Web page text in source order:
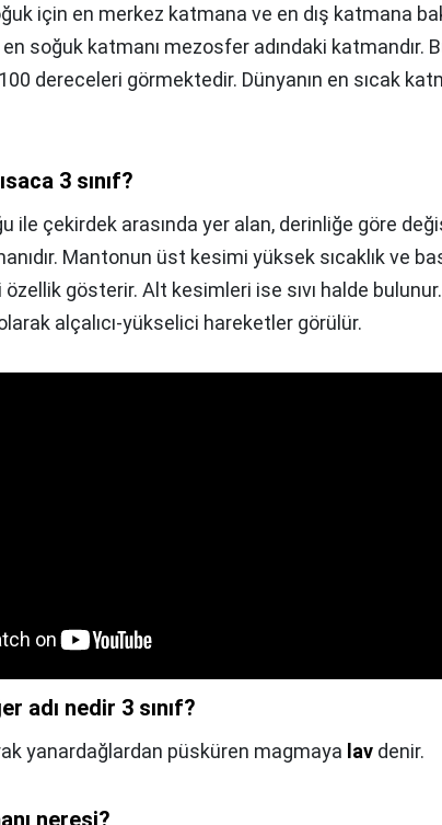
için en merkez katmana ve en dış katmana
en soğuk katmanı mezosfer adındaki katmandır.
dereceleri görmektedir. Dünyanın en sıcak
3 sınıf?
ile çekirdek arasında yer alan, derinliğe göre
Mantonun üst kesimi yüksek sıcaklık ve
gösterir. Alt kesimleri ise sıvı halde
alçalıcı-yükselici hareketler görülür.
adı nedir 3 sınıf?
yanardağlardan püsküren magmaya lav denir.